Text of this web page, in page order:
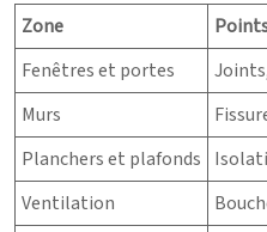
Zone
Fenêtres et portes
Murs
Planchers et plafonds
Ventilation